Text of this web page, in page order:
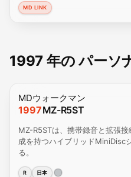
MD LINK
1997 年の パーソ
MDウォークマン
1997MZ-R5ST
MZ-R5STは、携帯録音と拡張
成を持つハイブリッドMiniDisc
る。
R 日本